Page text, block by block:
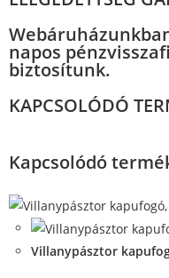
napos
biztosítunk.
KAPCSOLÓDÓ
Kapcsolódó
Villanypásztor